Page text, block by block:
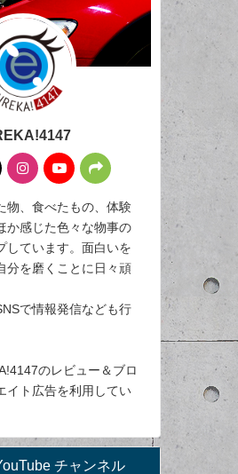
物、食べたもの、体験
か感じた色々な物事の
しています。面白いを
分を磨くことに日々頑
で情報発信なども行
のレビュー＆ブロ
イト広告を利用してい
チャンネル